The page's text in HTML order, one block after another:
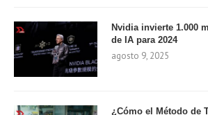
Nvidia invierte 1.000
de IA para 2024
agosto 9, 2025
¿Cómo el Método de